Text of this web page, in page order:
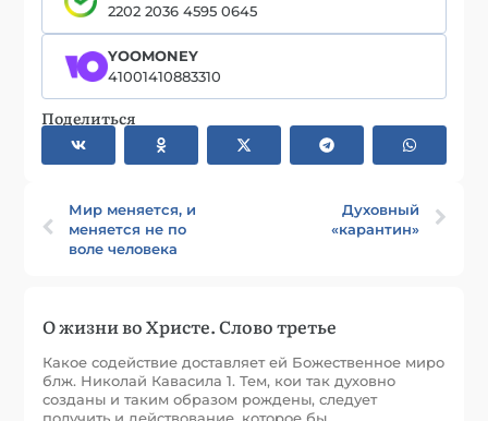
2202 2036 4595 0645
YOOMONEY
41001410883310
Поделиться
Мир меняется, и
меняется не по
воле человека
Духовный
«карантин»
О жизни во Христе. Слово третье
Какое содействие доставляет ей Божественное миро
блж. Николай Кавасила 1. Тем, кои так духовно
созданы и таким образом рождены, следует